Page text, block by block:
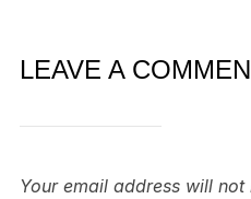
LEAVE A
Your email address will not